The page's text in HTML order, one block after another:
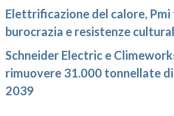
Elettrificazione del calore,
burocrazia e resistenze
Schneider Electric e
rimuovere 31.000 tonnellate
2039